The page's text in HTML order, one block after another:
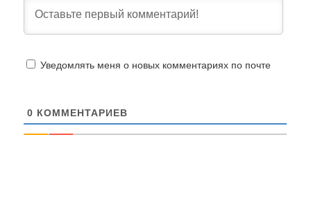
Уведомлять меня о новых комментариях по почте
0 КОММЕНТАРИЕВ